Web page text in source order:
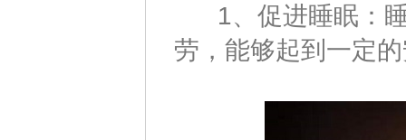
1、促进睡眠：睡
劳，能够起到一定